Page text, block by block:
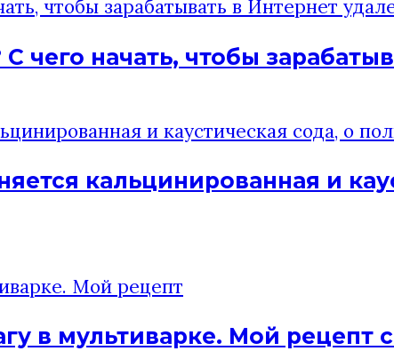
чего начать, чтобы
кальцинированная и
в мультиварке. Мой рецепт